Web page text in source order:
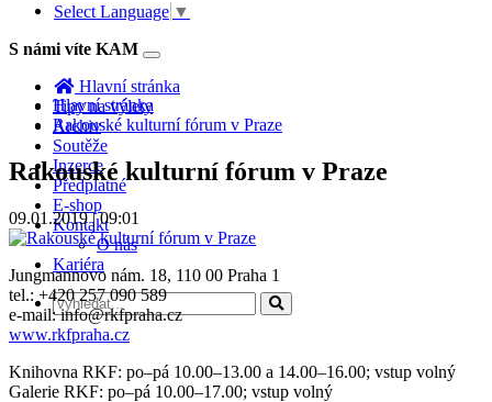
Select Language ▼
S námi víte KAM
Toggle
navigation
Hlavní stránka
Tipy na výlety
Archiv
Soutěže
Inzerce
Předplatné
E-shop
Kontakt
O nás
Kariéra
Hlavní stránka
Rakouské kulturní fórum v Praze
Rakouské kulturní fórum v Praze
09.01.2019 | 09:01
Jungmannovo nám. 18, 110 00 Praha 1
tel.: +420 257 090 589
e-mail: info@rkfpraha.cz
www.rkfpraha.cz
Knihovna RKF: po–pá 10.00–13.00 a 14.00–16.00; vstup volný
Galerie RKF: po–pá 10.00–17.00; vstup volný